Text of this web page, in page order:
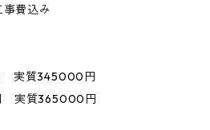
費込み
実質345000円
実質365000円